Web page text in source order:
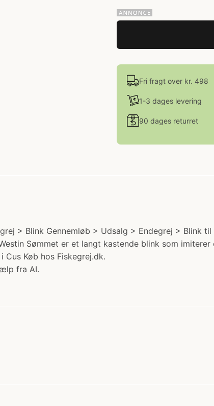
Fri fragt over kr. 498
1-3 dages levering
90 dages returret
> Blink Gennemløb > Udsalg > Endegrej > Blink
Sømmet er et langt kastende blink som
Køb hos Fiskegrej.dk.
fra AI.